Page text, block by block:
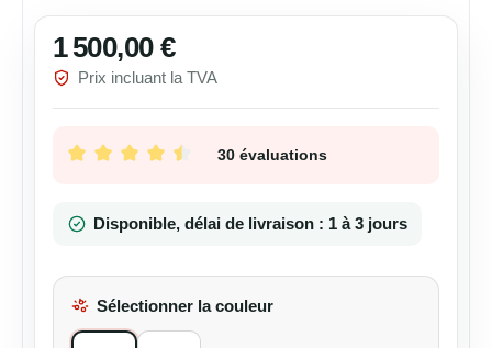
Prix régulier :
1 500,00 €
Prix incluant la TVA
Note moyenne de 4.57 sur 5 étoiles
30 évaluations
Disponible, délai de livraison : 1 à 3 jours
Sélectionner la couleur